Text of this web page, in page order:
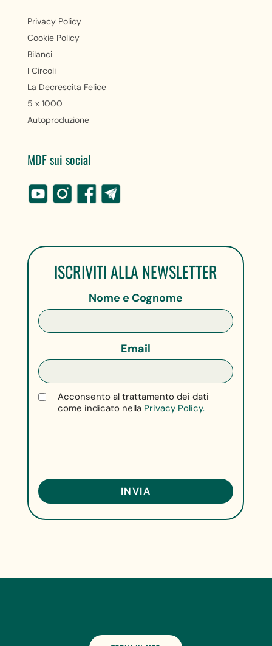
Privacy Policy
Cookie Policy
Bilanci
I Circoli
La Decrescita Felice
5 x 1000
Autoproduzione
MDF sui social
ISCRIVITI ALLA NEWSLETTER
Nome e Cognome
Email
Acconsento al trattamento dei dati
come indicato nella Privacy Policy.